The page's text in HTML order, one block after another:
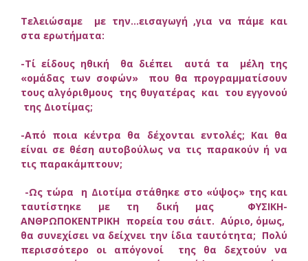
Τελειώσαμε με την…εισαγωγή ,για να πάμε και
στα ερωτήματα:
-Τί είδους ηθική θα διέπει αυτά τα μέλη της
«ομάδας των σοφών» που θα προγραμματίσουν
τους αλγόριθμους της θυγατέρας και του εγγονού
της Διοτίμας;
-Από ποια κέντρα θα δέχονται εντολές; Και θα
είναι σε θέση αυτοβούλως να τις παρακούν ή να
τις παρακάμπτουν;
-Ως τώρα η Διοτίμα στάθηκε στο «ύψος» της και
ταυτίστηκε με τη δική μας ΦΥΣΙΚΗ-
ΑΝΘΡΩΠΟΚΕΝΤΡΙΚΗ πορεία του σάιτ. Αύριο, όμως,
θα συνεχίσει να δείχνει την ίδια ταυτότητα; Πολύ
περισσότερο οι απόγονοί της θα δεχτούν να